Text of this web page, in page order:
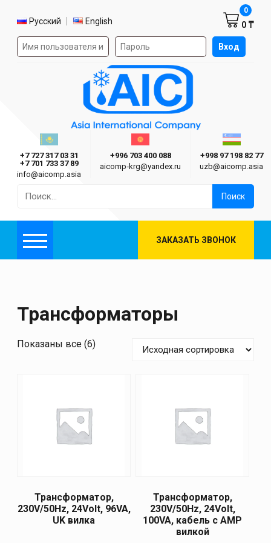
Выбор языка
Русский English
Форма авторизации на сайте Вход
0 ₸
0
Asia International Company
Казахстан г. Алматы
+7 727 317 03 31
+7 701 733 37 89
info@aicomp.asia
Киргизия г. Бишкек
+996 703 400 088
aicomp‑krg@yandex.ru
+998 97 198 82 77
uzb@aicomp.asia
Меню ЗАКАЗАТЬ ЗВОНОК
Трансформаторы
Показаны все (6)
Трансформатор,
230V/50Hz, 24Volt, 96VA,
UK вилка
Трансформатор,
230V/50Hz, 24Volt,
100VA, кабель с AMP
вилкой